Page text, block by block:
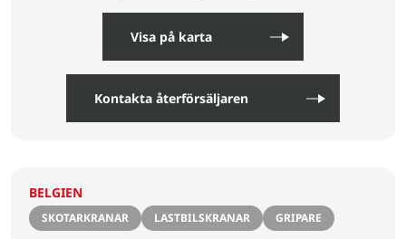
Visa på karta
Kontakta återförsäljaren
BELGIEN
SKOTARKRANAR LASTBILSKRANAR GRIPARE